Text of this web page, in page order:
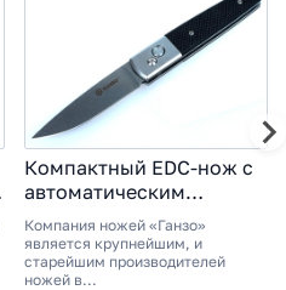
Компактный EDС-нож с
автоматическим
выбросом клинка - НОЖ
ПОЛУАВТОМАТИЧЕСКИЙ
GANZO G7211 ЧЕРНЫЙ
Компания ножей «Ганзо»
является крупнейшим, и
старейшим производителей
ножей в...